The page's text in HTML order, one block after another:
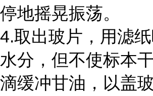
停地摇晃振荡。
4.取出玻片，用滤
水分，但不使标本
滴缓冲甘油，以盖玻